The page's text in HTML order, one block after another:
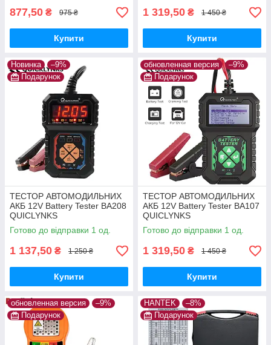
877,50 ₴ 975 ₴
Купити
1 319,50 ₴ 1 450 ₴
Купити
Новинка
–9%
Подарунок
ТЕСТОР АВТОМОДИЛЬНИХ
АКБ 12V Battery Tester BA208
QUICLYNKS
Готово до відправки 1 од.
1 137,50 ₴ 1 250 ₴
Купити
обновленная версия
–9%
Подарунок
ТЕСТОР АВТОМОДИЛЬНИХ
АКБ 12V Battery Tester BA107
QUICLYNKS
Готово до відправки 1 од.
1 319,50 ₴ 1 450 ₴
Купити
обновленная версия
–9%
Подарунок
HANTEK
–8%
Подарунок